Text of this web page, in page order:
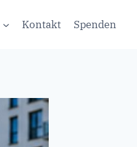
Kontakt Spenden